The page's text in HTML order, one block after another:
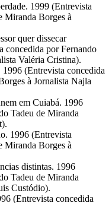
1999 (Entrevista
Miranda Borges à
quer dissecar
concedida por Fernando
Valéria Cristina).
(Entrevista concedida
à Jornalista Najla
em Cuiabá. 1996
Tadeu de Miranda
1996 (Entrevista
Miranda Borges à
distintas. 1996
Tadeu de Miranda
Custódio).
(Entrevista concedida